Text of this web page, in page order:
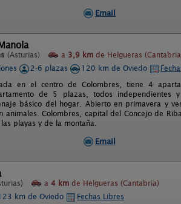
Email
(Asturias) a 3,9 km de Helgueras
2-6 plazas 120 km de Oviedo
en el centro de Colombres, tiene 4
de 5 plazas, todos independientes y
básico del hogar. Abierto en primavera y
animales. Colombres, capital del Concejo de
playas y de la montaña.
Email
a 4 km de Helgueras (Cantabria)
km de Oviedo
Fechas Libres